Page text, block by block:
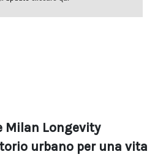
Milan Longevity
urbano per una vita